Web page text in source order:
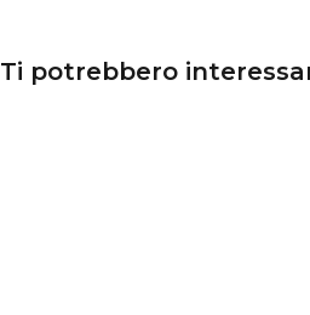
Ti potrebbero